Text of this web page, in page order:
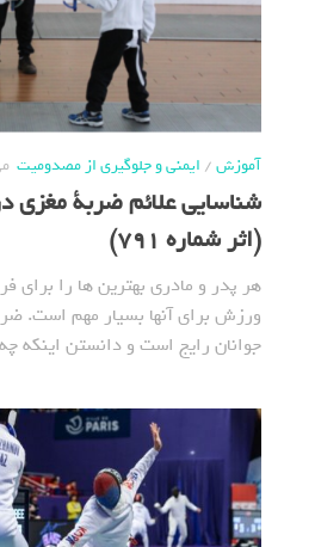
آموزش/ایمنی و جلوگیری از مصدومیت می 28, 2025
شناسایی علائم ضربة مغزی
(اثر شماره 791)
هر پدر و مادری بهترین ها را برای
ورزش برای آنها بسیار مهم است.
جوانان رایج است و دانستن اینکه چه